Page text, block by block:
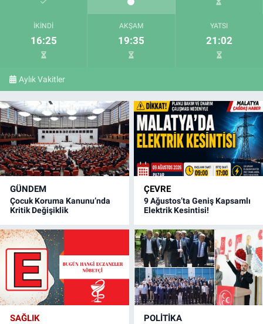
İKINDI
16:25
AKŞAM
19:35
YATSI
21:02
Aylık Vakitler
GÜNDEM
Çocuk Koruma Kanunu’nda
Kritik Değişiklik
ÇEVRE
9 Ağustos’ta Geniş Kapsamlı
Elektrik Kesintisi!
SAĞLIK POLITIKA